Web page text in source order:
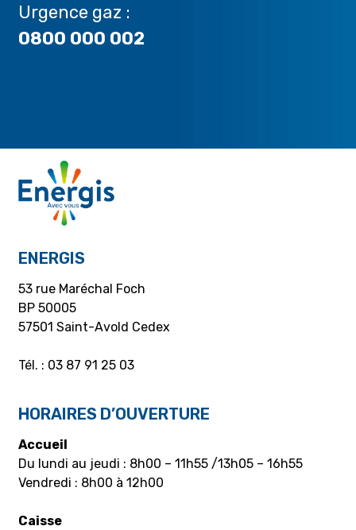
Urgence gaz :
0800 000 002
ENERGIS
53 rue Maréchal Foch
BP 50005
57501 Saint-Avold Cedex
Tél. : 03 87 91 25 03
HORAIRES D’OUVERTURE
Accueil
Du lundi au jeudi : 8h00 – 11h55 /13h05 – 16h55
Vendredi : 8h00 à 12h00
Caisse